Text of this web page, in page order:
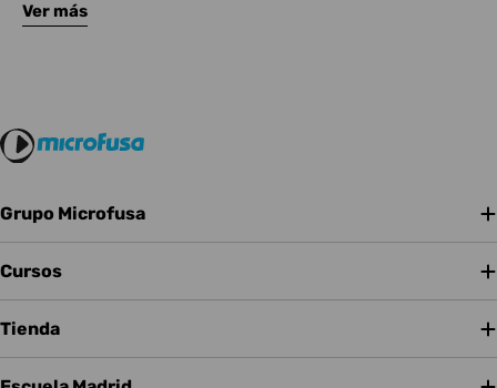
Complementa tu instrumento con amplificadores de
Ver más
Grupo Microfusa
Cursos
Tienda